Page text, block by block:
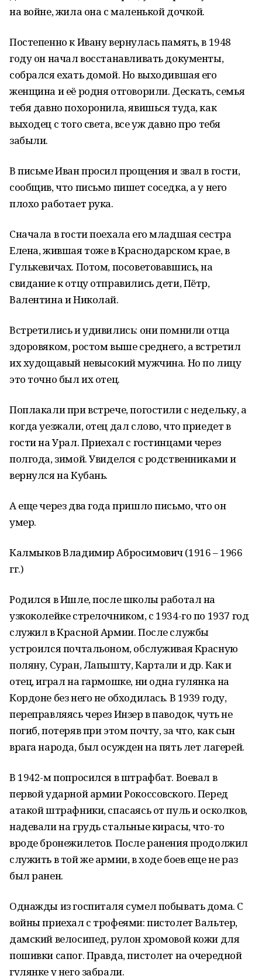
на войне, жила она с маленькой дочкой.
Постепенно к Ивану вернулась память, в 1948
году он начал восстанавливать документы,
собрался ехать домой. Но выходившая его
женщина и её родня отговорили. Дескать, семья
тебя давно похоронила, явишься туда, как
выходец с того света, все уж давно про тебя
забыли.
В письме Иван просил прощения и звал в гости,
сообщив, что письмо пишет соседка, а у него
плохо работает рука.
Сначала в гости поехала его младшая сестра
Елена, жившая тоже в Краснодарском крае, в
Гулькевичах. Потом, посоветовавшись, на
свидание к отцу отправились дети, Пётр,
Валентина и Николай.
Встретились и удивились: они помнили отца
здоровяком, ростом выше среднего, а встретил
их худощавый невысокий мужчина. Но по лицу
это точно был их отец.
Поплакали при встрече, погостили с недельку, а
когда уезжали, отец дал слово, что приедет в
гости на Урал. Приехал с гостинцами через
полгода, зимой. Увиделся с родственниками и
вернулся на Кубань.
А еще через два года пришло письмо, что он
умер.
Калмыков Владимир Абросимович (1916 – 1966
гг.)
Родился в Ишле, после школы работал на
узкоколейке стрелочником, с 1934-го по 1937 год
служил в Красной Армии. После службы
устроился почтальоном, обслуживая Красную
поляну, Суран, Лапышту, Картали и др. Как и
отец, играл на гармошке, ни одна гулянка на
Кордоне без него не обходилась. В 1939 году,
переправляясь через Инзер в паводок, чуть не
погиб, потеряв при этом почту, за что, как сын
врага народа, был осужден на пять лет лагерей.
В 1942-м попросился в штрафбат. Воевал в
первой ударной армии Рокоссовского. Перед
атакой штрафники, спасаясь от пуль и осколков,
надевали на грудь стальные кирасы, что-то
вроде бронежилетов. После ранения продолжил
служить в той же армии, в ходе боев еще не раз
был ранен.
Однажды из госпиталя сумел побывать дома. С
войны приехал с трофеями: пистолет Вальтер,
дамский велосипед, рулон хромовой кожи для
пошивки сапог. Правда, пистолет на очередной
гулянке у него забрали.